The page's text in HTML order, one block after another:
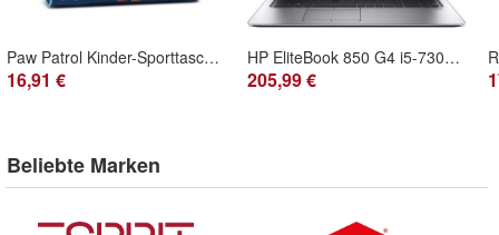
Paw Patrol Kinder-Sporttasche * marineblau
16,91 €
HP EliteBook 850 G4 i5-7300U 8GB 256GB SSD 1920x1080 WLAN BT Webcam Win 11 Pro
205,99 €
Beliebte Marken